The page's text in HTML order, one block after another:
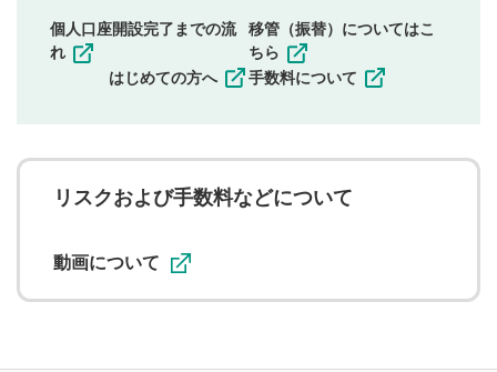
同一内容の多重投稿
その他当社が不適切と判断した投稿
一度投稿した評価およびコメントの変更・削除はできま
ことを承諾したものとします。また、利用者は、コメント
に関する著作者人格権を行使しないことに同意します。利
用者が投稿したコメントは、当社サービスの広告・宣伝、
ることがあります。
個人口座開設完了までの流
れ
はじめての方へ
移管（振替）についてはこ
ちら
手数料について
リスクおよび手数料などについて
動画について